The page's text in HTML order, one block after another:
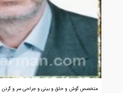
متخصص گوش و حلق و بینی و جراحی سر و گردن